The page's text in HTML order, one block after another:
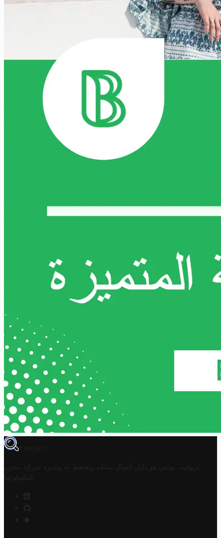
TROVIT
تروفيت تونس هو دليل أعمال تملكه وتحتفظ به وتديره
شركة مخزن
التكنولوجيا